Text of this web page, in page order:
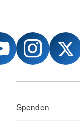
Spenden